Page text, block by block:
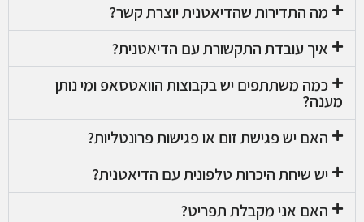
מה התדירות שהדיאטנית יוצרת קשר?
איך עובדת התקשורת עם הדיאטנית?
כמה משתתפים יש בקבוצות הוואטסאפ ומי נותן
מענה?
האם יש פגישת זום או פגישות פרונטליות?
יש שיחת היכרות טלפונית עם הדיאטנית?
האם אני מקבלת תפריט?